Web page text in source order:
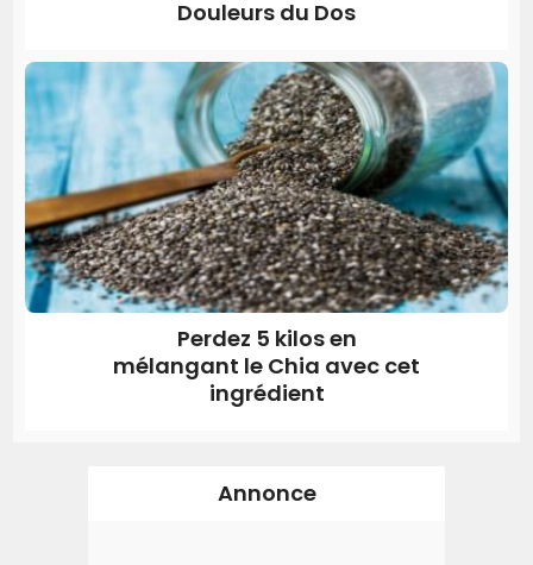
Douleurs du Dos
Perdez 5 kilos en
mélangant le Chia avec cet
ingrédient
Annonce